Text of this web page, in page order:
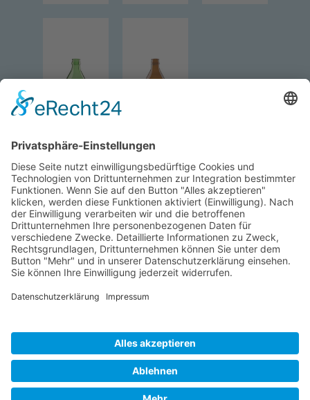
Euro 500ml Euro 500ml Euro 500ml
Euro 1000ml